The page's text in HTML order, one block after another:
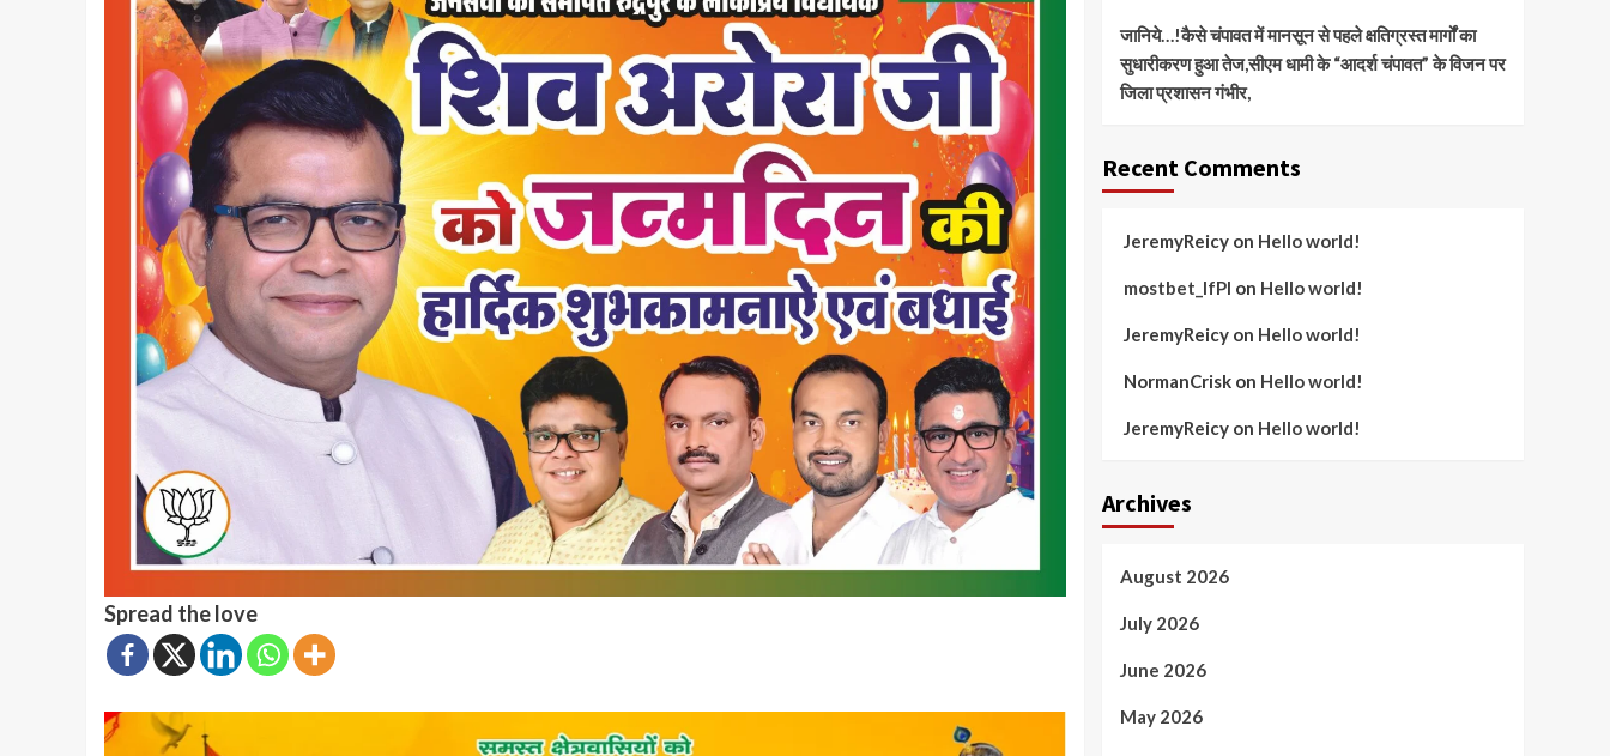
Spread the love
जानिये…!कैसे चंपावत में मानसून से पहले क्षतिग्रस्त मार्गों का
सुधारीकरण हुआ तेज,सीएम धामी के “आदर्श चंपावत” के विजन पर
जिला प्रशासन गंभीर,
Recent Comments
JeremyReicyon Hello world!
mostbet_lfPl on Hello world!
JeremyReicyon Hello world!
NormanCriskon Hello world!
JeremyReicyon Hello world!
Archives
August 2026
July 2026
June 2026
May 2026